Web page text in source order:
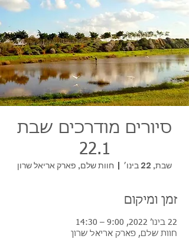
סיורים מודרכים שבת
22.1
שבת, 22 בינו׳
  |
חוות שלם, פארק אריאל שרון
זמן ומיקום
22 בינו׳ 2022, 9:00 – 14:30
חוות שלם, פארק אריאל שרון